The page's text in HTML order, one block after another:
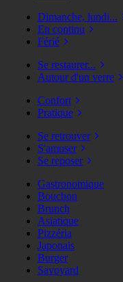
Dimanche, lundi...
En continu
Férié
Se restaurer...
Autour d'un verre
Confort
Pratique
Se retrouver
S'amuser
Se reposer
Gastronomique
Bouchon
Brunch
Asiatique
Pizzéria
Japonais
Burger
Savoyard